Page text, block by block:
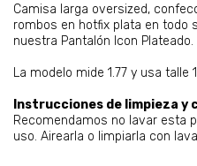
Camisa larga oversized,
rombos en hotfix plata en todo
nuestra Pantalón Icon Plateado.
La modelo mide 1.77 y usa talle
Instrucciones de limpieza y
Recomendamos no lavar esta
uso. Airearla o limpiarla con